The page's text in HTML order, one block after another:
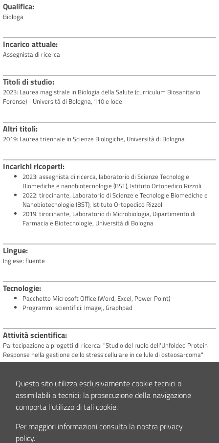
Qualifica
Biologa
Incarico attuale
Assegnista di ricerca
Titoli di studio
2023: Laurea magistrale in Biologia della Salute (curriculum Biosanitario
Forense) - Università di Bologna, 110 e lode
Altri titoli
2019: Laurea triennale in Scienze Biologiche, Università di Bologna
Incarichi ricoperti
2023: assegnista di ricerca, laboratorio di Scienze Tecnologie
Biomediche e nanobiotecnologie (BST), Istituto Ortopedico Rizzoli
2022: tirocinante, Laboratorio di Scienze e Tecnologie Biomediche e
Nanobiotecnologie (BST), Istituto Ortopedico Rizzoli
2019: tirocinante, Laboratorio di Microbiologia, Dipartimento di
Farmacia e Biotecnologie, Università di Bologna
Lingue
Inglese: fluente
Tecnologie
Pacchetto Microsoft Office (Word, Excel, Power Point)
Programmi scientifici: Imagej, Graphpad
Attività scientifica
Partecipazione a progetti di ricerca: "Studio del ruolo dell'Unfolded Protein
Response nella gestione dello stress cellulare in cellule di osteosarcoma"
Interessi clinici e/o scientifici
Biologia cellulare e molecolare, oncologia
Contenuto aggiornato il 01/06/2026 14:16
Questo sito utilizza esclusivamente cookie tecnici o
assimilabili a tecnici; la prosecuzione della navigazione
comporta l'utilizzo di tali cookie.
Per maggiori informazioni consulta la nostra privacy
policy.